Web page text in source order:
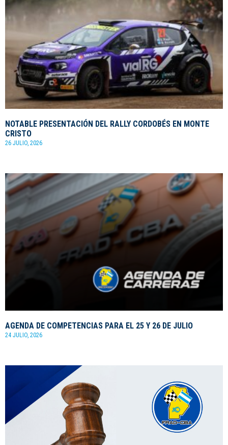
NOTABLE PRESENTACIÓN DEL RALLY CORDOBÉS EN MONTE
CRISTO
26 JULIO, 2026
AGENDA DE COMPETENCIAS PARA EL 25 Y 26 DE JULIO
24 JULIO, 2026